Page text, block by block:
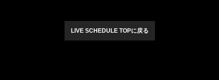
LIVE SCHEDULE TOPに戻る